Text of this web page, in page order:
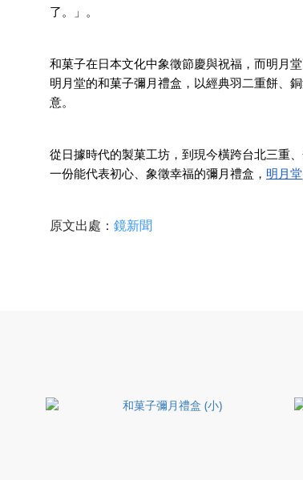
了。」。
和菓子在日本文化中象徵節慶與祝福，而明月
明月堂的和菓子彌月禮盒，以經典羽二重餅、
意。
從日據時代的製菓工坊，到現今橫跨台北三重
一份能代表初心、象徵幸福的彌月禮盒， 明月堂
原文出處： 鏡新聞